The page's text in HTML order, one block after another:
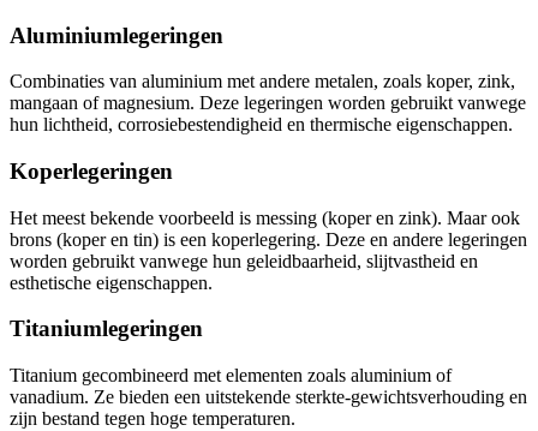
Aluminiumlegeringen
Combinaties van aluminium met andere metalen, zoals koper, zink,
mangaan of magnesium. Deze legeringen worden gebruikt vanwege
hun lichtheid, corrosiebestendigheid en thermische eigenschappen.
Koperlegeringen
Het meest bekende voorbeeld is messing (koper en zink). Maar ook
brons (koper en tin) is een koperlegering. Deze en andere legeringen
worden gebruikt vanwege hun geleidbaarheid, slijtvastheid en
esthetische eigenschappen.
Titaniumlegeringen
Titanium gecombineerd met elementen zoals aluminium of
vanadium. Ze bieden een uitstekende sterkte-gewichtsverhouding en
zijn bestand tegen hoge temperaturen.